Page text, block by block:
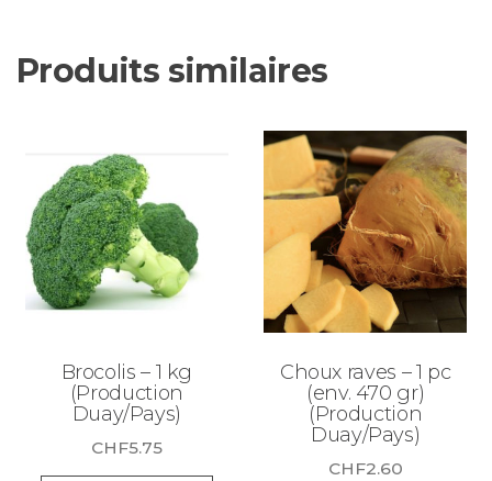
Produits similaires
Brocolis – 1 kg
(Production
Duay/Pays)
CHF5.75
Choux raves – 1 pc
(env. 470 gr)
(Production
Duay/Pays)
CHF2.60